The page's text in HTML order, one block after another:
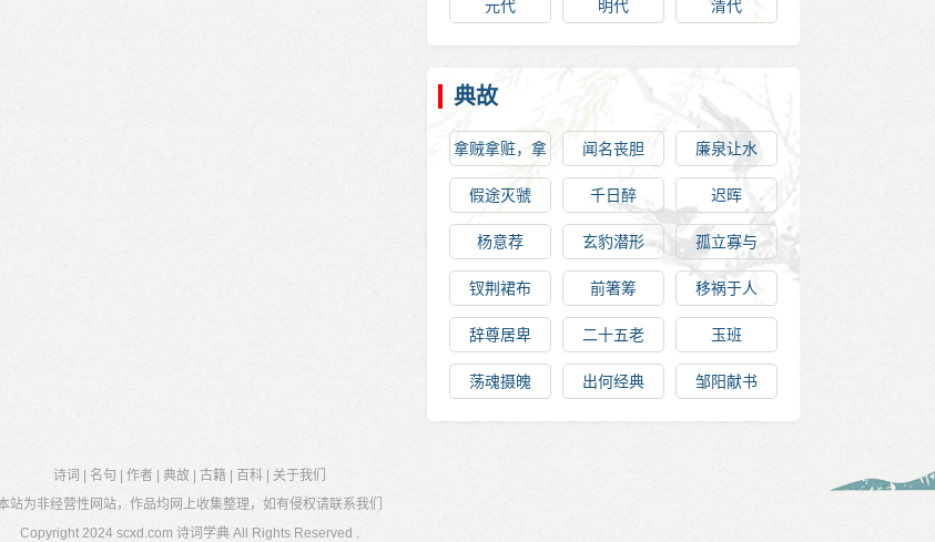
元代 明代 清代
典故
拿贼拿赃，拿
奸拿双
闻名丧胆 廉泉让水
假途灭虢 千日醉 迟晖
杨意荐 玄豹潜形 孤立寡与
钗荆裙布 前箸筹 移祸于人
辞尊居卑 二十五老 玉班
荡魂摄魄 出何经典 邹阳献书
诗词 名句 作者 典故 古籍 百科
关于我们
站为非经营性网站，作品均网上收集整理，如有侵权请联系我们
Copyright 2024 scxd.com 诗词学典 All Rights Reserved .